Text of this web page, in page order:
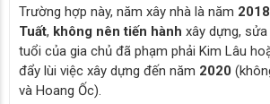
Trường hợp này, năm xây nhà là năm 2018
Tuất, không nên tiến hành xây dựng,
tuổi của gia chủ đã phạm phải Kim Lâu
đẩy lùi việc xây dựng đến năm 2020
và Hoang Ốc).